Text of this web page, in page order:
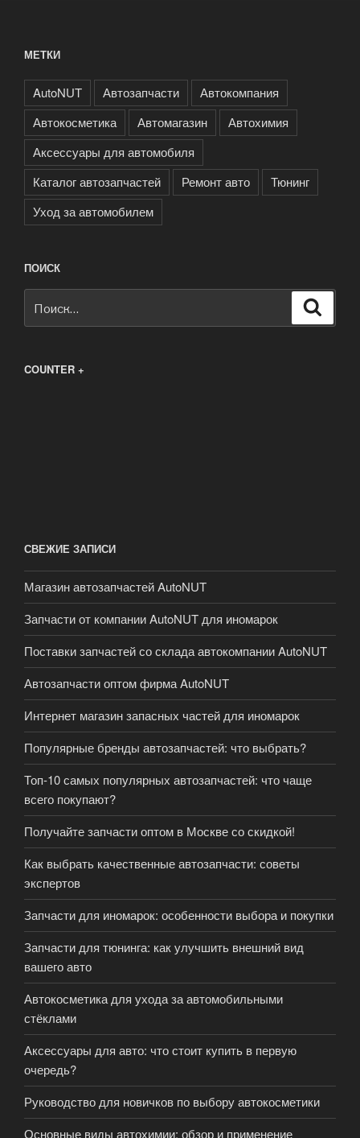
МЕТКИ
AutoNUT Автозапчасти
Автокомпания
Автокосметика
Автомагазин
Автохимия
Аксессуары для автомобиля
Каталог автозапчастей
Ремонт авто
Тюнинг
Уход за автомобилем
ПОИСК
COUNTER +
СВЕЖИЕ ЗАПИСИ
Магазин автозапчастей AutoNUT
Запчасти от компании AutoNUT для иномарок
Поставки запчастей со склада автокомпании AutoNUT
Автозапчасти оптом фирма AutoNUT
Интернет магазин запасных частей для иномарок
Популярные бренды автозапчастей: что выбрать?
Топ-10 самых популярных автозапчастей: что чаще
всего покупают?
Получайте запчасти оптом в Москве со скидкой!
Как выбрать качественные автозапчасти: советы
экспертов
Запчасти для иномарок: особенности выбора и покупки
Запчасти для тюнинга: как улучшить внешний вид
вашего авто
Автокосметика для ухода за автомобильными
стёклами
Аксессуары для авто: что стоит купить в первую
очередь?
Руководство для новичков по выбору автокосметики
Основные виды автохимии: обзор и применение